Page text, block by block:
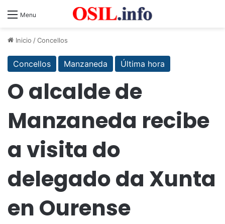
Menu
Inicio /Concellos
Concellos Manzaneda Última hora
O alcalde de
Manzaneda recibe
a visita do
delegado da Xunta
en Ourense